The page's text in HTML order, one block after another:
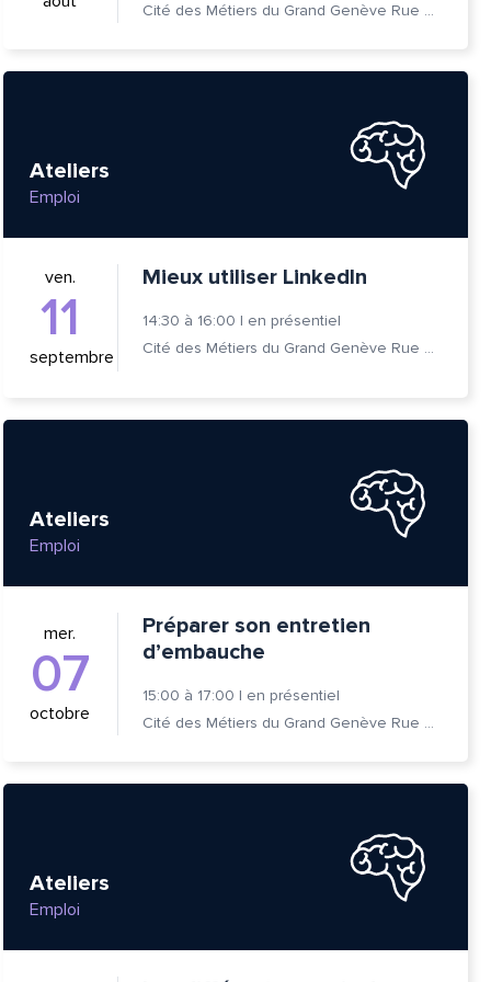
Cité des Métiers du Grand Genève Rue Prévost-Martin 6 1205 Genève
Ateliers
Emploi
ven.
11
septembre
Mieux utiliser LinkedIn
14:30 à 16:00 | en présentiel
Cité des Métiers du Grand Genève Rue Prévost-Martin 6 1205 Genève
Ateliers
Emploi
mer.
07
octobre
Préparer son entretien
d’embauche
15:00 à 17:00 | en présentiel
Cité des Métiers du Grand Genève Rue Prévost-Martin 6 1205 Genève
Ateliers
Emploi